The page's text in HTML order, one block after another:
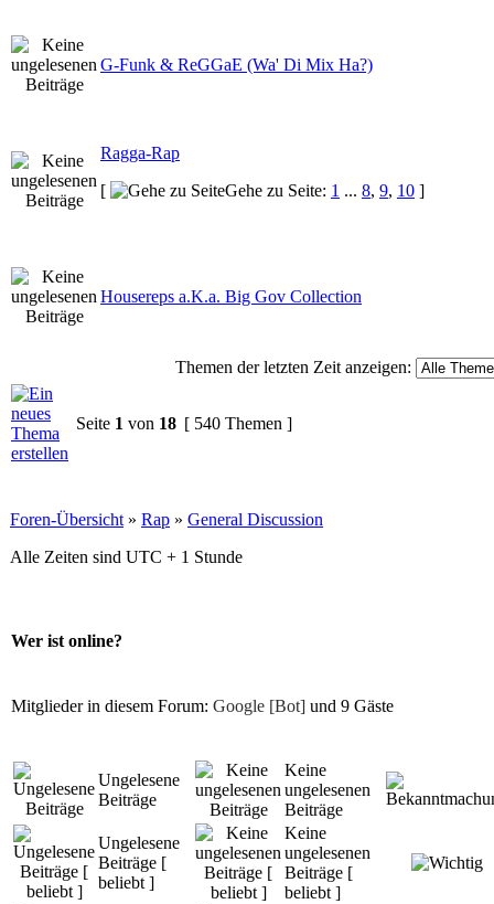
G-Funk & ReGGaE (Wa' Di Mix Ha?)
Ragga-Rap
[
Gehe zu Seite: 1 ... 8, 9, 10 ]
Housereps a.K.a. Big Gov Collection
Themen der letzten Zeit anzeigen:
Seite 1 von 18 [ 540 Themen ]
Foren-Übersicht » Rap » General Discussion
Alle Zeiten sind UTC + 1 Stunde
Wer ist online?
Mitglieder in diesem Forum: Google [Bot] und 9 Gäste
Ungelesene
Beiträge
Keine
ungelesenen
Beiträge
Ungelesene
Beiträge [
beliebt ]
Keine
ungelesenen
Beiträge [
beliebt ]